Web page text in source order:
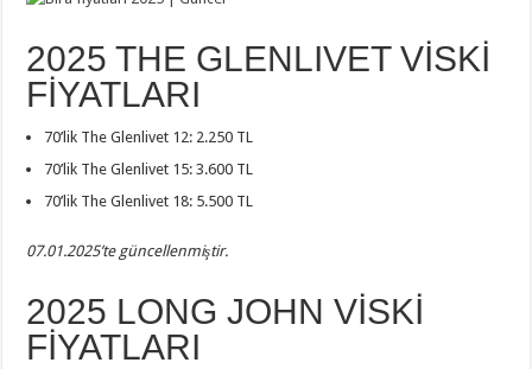
2025 THE GLENLIVET VİSKİ
FİYATLARI
70’lik The Glenlivet 12: 2.250 TL
70’lik The Glenlivet 15: 3.600 TL
70’lik The Glenlivet 18: 5.500 TL
07.01.2025’te güncellenmiştir.
2025 LONG JOHN VİSKİ
FİYATLARI